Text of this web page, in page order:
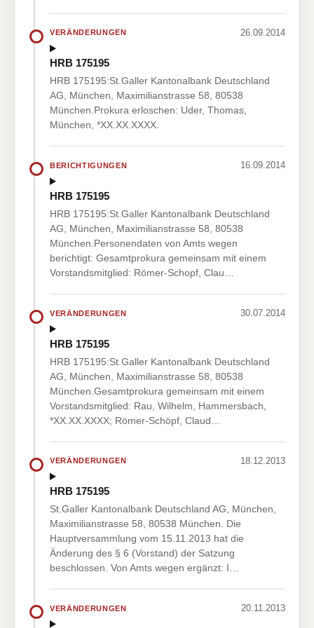
VERÄNDERUNGEN 26.09.2014
HRB 175195
HRB 175195:St.Galler Kantonalbank Deutschland
AG, München, Maximilianstrasse 58, 80538
München.Prokura erloschen: Uder, Thomas,
München, *XX.XX.XXXX.
BERICHTIGUNGEN 16.09.2014
HRB 175195
HRB 175195:St.Galler Kantonalbank Deutschland
AG, München, Maximilianstrasse 58, 80538
München.Personendaten von Amts wegen
berichtigt: Gesamtprokura gemeinsam mit einem
Vorstandsmitglied: Römer-Schopf, Clau…
VERÄNDERUNGEN 30.07.2014
HRB 175195
HRB 175195:St.Galler Kantonalbank Deutschland
AG, München, Maximilianstrasse 58, 80538
München.Gesamtprokura gemeinsam mit einem
Vorstandsmitglied: Rau, Wilhelm, Hammersbach,
*XX.XX.XXXX; Römer-Schöpf, Claud…
VERÄNDERUNGEN 18.12.2013
HRB 175195
St.Galler Kantonalbank Deutschland AG, München,
Maximilianstrasse 58, 80538 München. Die
Hauptversammlung vom 15.11.2013 hat die
Änderung des § 6 (Vorstand) der Satzung
beschlossen. Von Amts wegen ergänzt: I…
VERÄNDERUNGEN 20.11.2013